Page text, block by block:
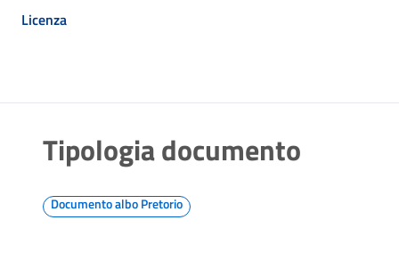
Licenza
Tipologia documento
Documento albo Pretorio